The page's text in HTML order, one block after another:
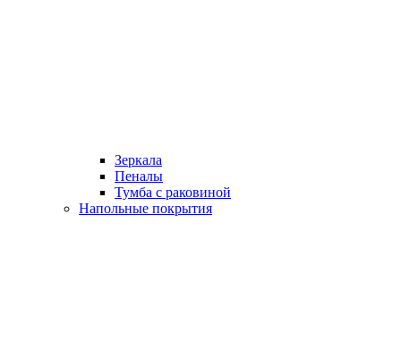
Зеркала
Пеналы
Тумба с раковиной
Напольные покрытия